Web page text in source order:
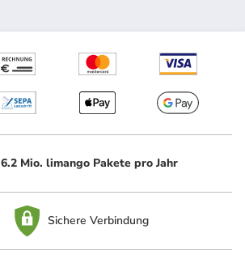
6.2 Mio. limango Pakete pro Jahr
Sichere Verbindung